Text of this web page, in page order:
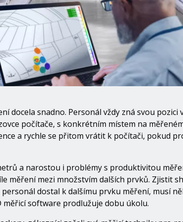
docela snadno. Personál vždy zná svou pozici
počítače, s konkrétním místem na
a rychle se přitom vrátit k počítači, pokud
a narostou i problémy s produktivitou
měření mezi množstvím dalších prvků. Zjistit
dostal k dalšímu prvku měření, musí
měřicí software prodlužuje dobu úkolu.